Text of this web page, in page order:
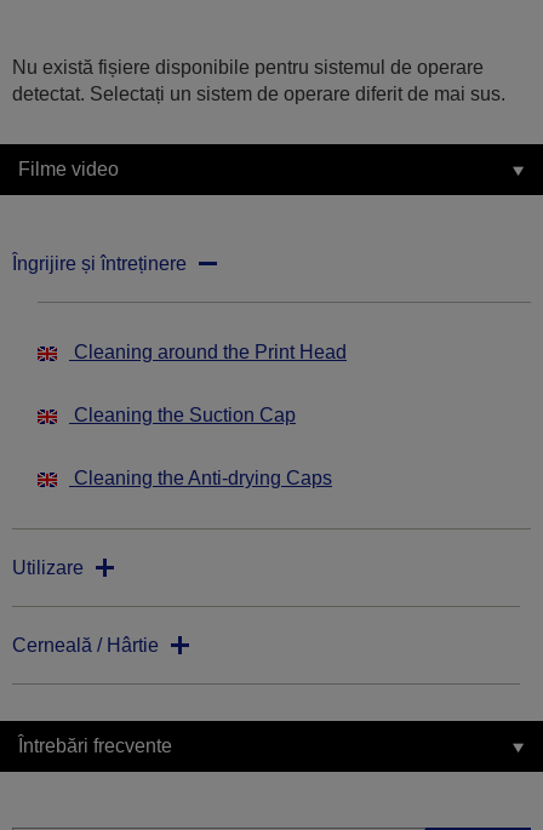
Nu există fișiere disponibile pentru sistemul de operare
detectat. Selectați un sistem de operare diferit de mai sus.
Filme video
Îngrijire și întreținere
Cleaning around the Print Head
Cleaning the Suction Cap
Cleaning the Anti-drying Caps
Utilizare
Cerneală / Hârtie
Întrebări frecvente